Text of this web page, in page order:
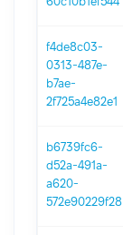
f4de8c03-
0313-487e-
b7ae-
2f725a4e82e1
b6739fc6-
d52a-491a-
a620-
572e90229f28